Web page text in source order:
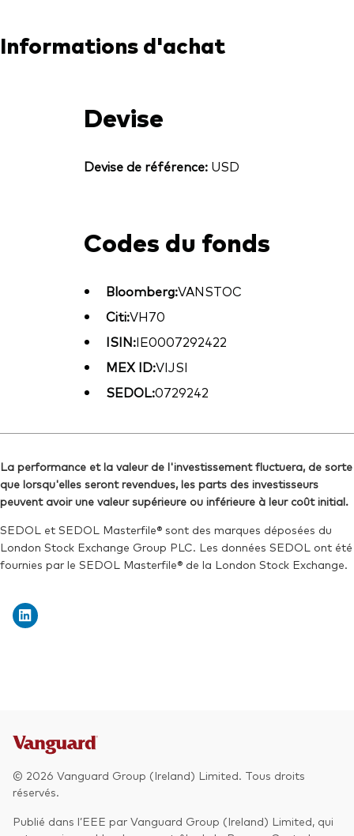
Informations d'achat
Devise
Devise de référence: USD
Codes du fonds
Bloomberg:VANSTOC
Citi:VH70
ISIN:IE0007292422
MEX ID:VIJSI
SEDOL:0729242
La performance et la valeur de l'investissement fluctuera, de sorte
que lorsqu'elles seront revendues, les parts des investisseurs
peuvent avoir une valeur supérieure ou inférieure à leur coût initial.
SEDOL et SEDOL Masterfile® sont des marques déposées du
London Stock Exchange Group PLC. Les données SEDOL ont été
fournies par le SEDOL Masterfile® de la London Stock Exchange.
© 2026 Vanguard Group (Ireland) Limited. Tous droits
réservés.
Publié dans l’EEE par Vanguard Group (Ireland) Limited, qui